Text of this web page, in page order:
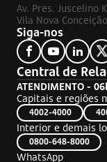
Av. Pres. Juscelino
Vila Nova
Siga-nos
Central de
ATENDIMENTO -
Capitais e regiões
4002-4000
Interior e demais
0800-648-8000
WhatsApp